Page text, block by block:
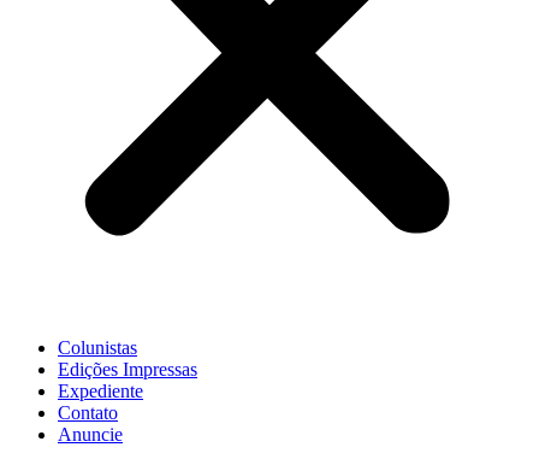
Colunistas
Edições Impressas
Expediente
Contato
Anuncie